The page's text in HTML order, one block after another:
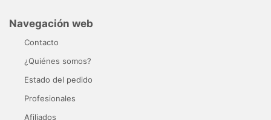
Navegación web
Contacto
¿Quiénes somos?
Estado del pedido
Profesionales
Afiliados